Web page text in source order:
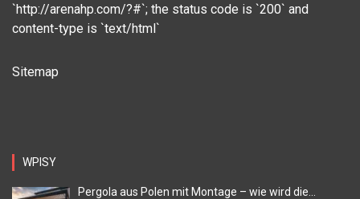
`http://arenahp.com/?#`; the status code is `200` and
content-type is `text/html`
Sitemap
WPISY
Pergola aus Polen mit Montage – wie wird die...